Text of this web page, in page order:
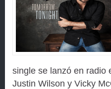
single se lanzó en radio
Justin Wilson y Vicky